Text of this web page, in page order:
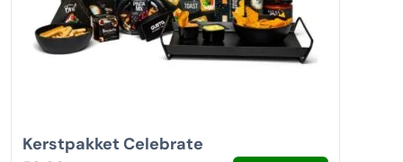
Kerstpakket Celebrate